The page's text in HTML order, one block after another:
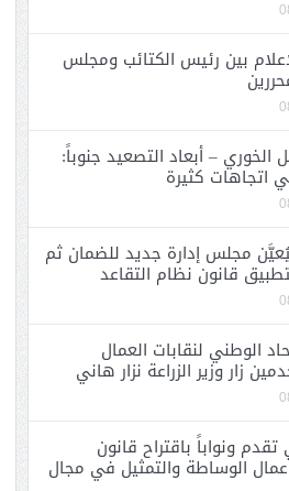
بين رئيس الكتائب ومجلس
الخوري – أبعاد التصعيد جنوباً:
اتجاهات كثيرة
مجلس إدارة جديد للضمان ثم
قانون نظام التقاعد
الوطني لنقابات العمال
زار وزير الزراعة نزار هاني
تقدم ونواباً باقتراح قانون
الوساطة والتمثيل في مجال